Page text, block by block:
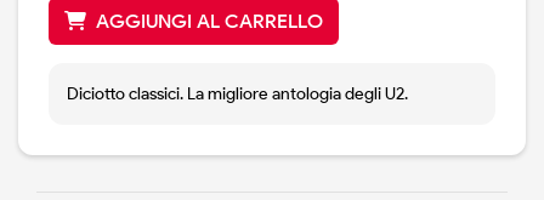
AGGIUNGI AL CARRELLO
Diciotto classici. La migliore antologia degli U2.